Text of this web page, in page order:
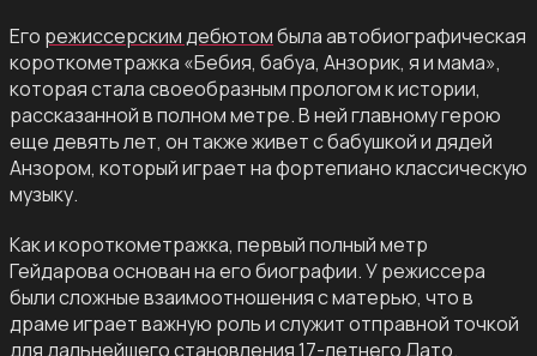
Его режиссерским дебютомбыла автобиографическая
короткометражка «Бебия, бабуа, Анзорик, я и мама»,
которая стала своеобразным прологом к истории,
рассказанной в полном метре. В ней главному герою
еще девять лет, он также живет с бабушкой и дядей
Анзором, который играет на фортепиано классическую
музыку.
Как и короткометражка, первый полный метр
Гейдарова основан на его биографии. У режиссера
были сложные взаимоотношения с матерью, что в
драме играет важную роль и служит отправной точкой
для дальнейшего становления 17-летнего Дато.